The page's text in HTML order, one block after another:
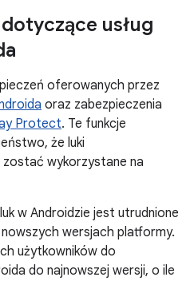
usług
oferowanych przez
oraz zabezpieczenia
Protect. Te funkcje
że luki
wykorzystane na
w Androidzie jest utrudnione
wersjach platformy.
użytkowników do
do najnowszej wersji, o ile